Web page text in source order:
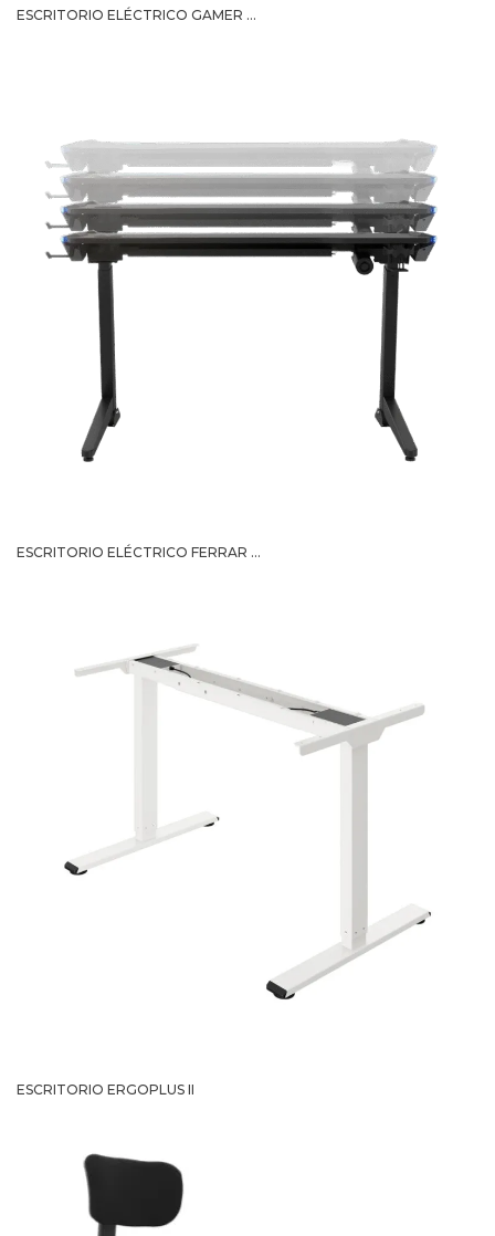
ESCRITORIO ELÉCTRICO GAMER ...
ESCRITORIO ELÉCTRICO FERRAR ...
ESCRITORIO ERGOPLUS II